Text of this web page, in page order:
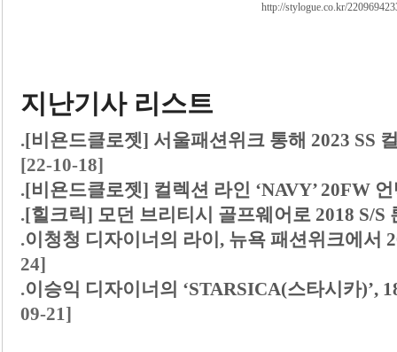
http://stylogue.co.kr/
지난기사 리스트
.[비욘드클로젯] 서울패션위크 통해 2023 SS
[22-10-18]
.[비욘드클로젯] 컬렉션 라인 ‘NAVY’ 20FW
.[힐크릭] 모던 브리티시 골프웨어로 2018 S/S
.이청청 디자이너의 라이, 뉴욕 패션위크에서
24]
.이승익 디자이너의 ‘STARSICA(스타시카)’,
09-21]